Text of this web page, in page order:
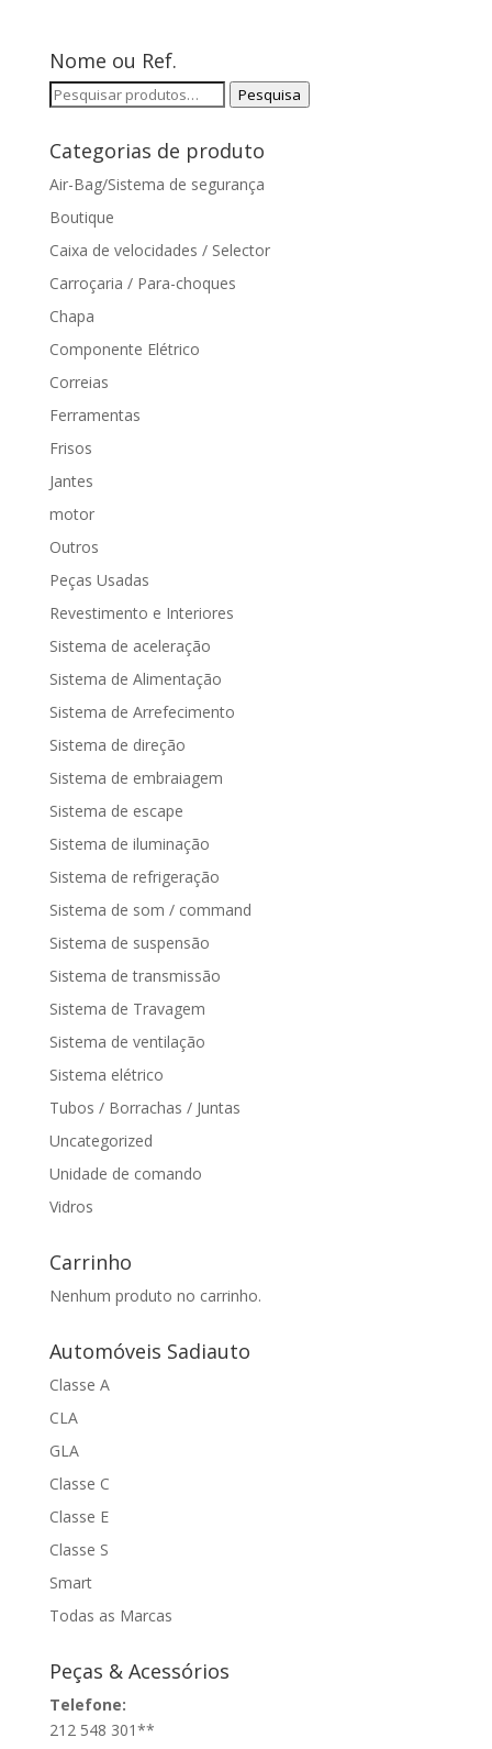
Nome ou Ref.
Pesquisar
Pesquisa
Categorias de produto
Air-Bag/Sistema de segurança
Boutique
Caixa de velocidades / Selector
Carroçaria / Para-choques
Chapa
Componente Elétrico
Correias
Ferramentas
Frisos
Jantes
motor
Outros
Peças Usadas
Revestimento e Interiores
Sistema de aceleração
Sistema de Alimentação
Sistema de Arrefecimento
Sistema de direção
Sistema de embraiagem
Sistema de escape
Sistema de iluminação
Sistema de refrigeração
Sistema de som / command
Sistema de suspensão
Sistema de transmissão
Sistema de Travagem
Sistema de ventilação
Sistema elétrico
Tubos / Borrachas / Juntas
Uncategorized
Unidade de comando
Vidros
Carrinho
Nenhum produto no carrinho.
Automóveis Sadiauto
Classe A
CLA
GLA
Classe C
Classe E
Classe S
Smart
Todas as Marcas
Peças & Acessórios
Telefone:
212 548 301**